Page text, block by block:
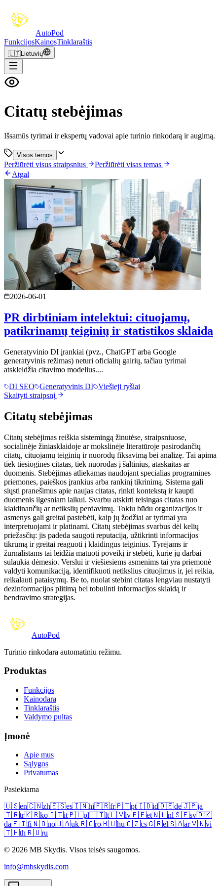
AutoPod
FunkcijosKainosTinklaraštis
🇱🇹Lietuvių
Citatų stebėjimas
Išsamūs tyrimai ir ekspertų vadovai apie turinio rinkodarą ir augimą.
Visos temos
Peržiūrėti visus straipsnius
Peržiūrėti visas temas
Atgal
2026-06-01
PR dirbtiniam intelektui: cituojamų,
patikrinamų teiginių ir statistikos sklaida
Generatyvinio DI įrankiai (pvz., ChatGPT arba Google
generatyvinis režimas) neturi oficialių gairių, tačiau tyrimai
atskleidžia citavimo modelius....
DI SEO
Generatyvinis DI Viešieji ryšiai
Skaityti straipsnį
Citatų stebėjimas
Citatų stebėjimas reiškia sistemingą žinutėse, straipsniuose,
socialinėje žiniasklaidoje ar mokslinėje literatūroje pasirodančių
citatų, cituojamų teiginių ir nuorodų fiksavimą bei analizę. Tai apima
tiek tiesiogines citatas, tiek nuorodas į šaltinius, ataskaitas ar
duomenis. Stebėjimas atliekamas naudojant specialias programines
priemones, paieškos įrankius arba rankinį tikrinimą. Sistema gali
siųsti pranešimus apie naujas citatas, rinkti kontekstą ir kaupti
duomenis ilgesniam laikui. Svarbu atskirti teisingas citatas nuo
klaidinančių ar netikslių perdavimų. Tokiu būdu organizacijos ir
asmenys gali greitai pastebėti, kaip jų žodžiai ar tyrimai yra
interpretuojami ir platinami. Citatų stebėjimas svarbus dėl kelių
priežasčių: jis padeda saugoti reputaciją, užtikrinti informacijos
tikrumą ir greitai reaguoti į klaidingus teiginius. Tyrėjams ir
žurnalistams tai leidžia matuoti poveikį ir stebėti, kurie jų darbai
sulaukia dėmesio. Verslui ir viešiesiems asmenims tai yra priemonė
valdyti komunikaciją, identifikuoti netikslius cituojimus ir, jei reikia,
reikalauti pataisymų. Be to, nuolat stebint citatas lengviau nustatyti
dezinformacijos plitimą bei tobulinti informacijos sklaidą ir
bendravimo strategijas.
AutoPod
Turinio rinkodara automatiniu režimu.
Produktas
Funkcijos
Kainodara
Tinklaraštis
Valdymo pultas
Įmonė
Apie mus
Sąlygos
Privatumas
Pasiekiama
🇺🇸en🇨🇳zh🇪🇸es🇮🇳hi🇫🇷fr🇵🇹pt🇮🇩id🇩🇪de🇯🇵ja
🇹🇷tr🇰🇷ko🇮🇹it🇵🇱pl🇱🇹lt🇱🇻lv🇪🇪et🇳🇱nl🇸🇪sv🇩🇰
da🇫🇮fi🇳🇴no🇺🇦uk🇷🇴ro🇭🇺hu🇨🇿cs🇬🇷el🇸🇦ar🇻🇳vi
🇹🇭th🇷🇺ru
© 2026 MB Skydis. Visos teisės saugomos.
info@mbskydis.com